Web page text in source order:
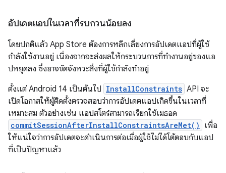
อัปเดตแอปในเวลาที่รบกวนน้อยลง
โดยปกติแล้ว App Store ต้องการหลีกเลี่ยงการอัปเดตแอปที่ผู้ใช้
กำลังใช้งานอยู่ เนื่องจากจะส่งผลให้กระบวนการที่ทำงานอยู่ของแอ
ปหยุดลง ซึ่งอาจขัดจังหวะสิ่งที่ผู้ใช้กำลังทำอยู่
ตั้งแต่ Android 14 เป็นต้นไป InstallConstraints API จะ
เปิดโอกาสให้ผู้ติดตั้งตรวจสอบว่าการอัปเดตแอปเกิดขึ้นในเวลาที่
เหมาะสม ตัวอย่างเช่น แอปสโตร์สามารถเรียกใช้เมธอด
commitSessionAfterInstallConstraintsAreMet()
เพื่อ
ให้แน่ใจว่าการอัปเดตจะดำเนินการต่อเมื่อผู้ใช้ไม่ได้โต้ตอบกับแอป
ที่เป็นปัญหาแล้ว